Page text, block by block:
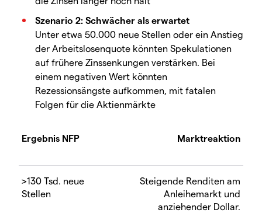
Szenario 2: Schwächer als erwartet
Unter etwa 50.000 neue Stellen oder ein Anstieg
der Arbeitslosenquote könnten Spekulationen
auf frühere Zinssenkungen verstärken. Bei
einem negativen Wert könnten
Rezessionsängste aufkommen, mit fatalen
Folgen für die Aktienmärkte
Ergebnis NFP Marktreaktion
>130 Tsd. neue
Stellen
Steigende Renditen am
Anleihemarkt und
anziehender Dollar.